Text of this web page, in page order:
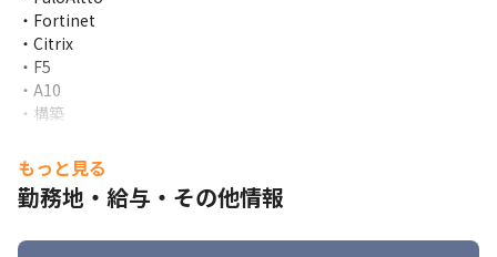
お客様先だけでなく、自社内でもスキルアップできるチャンスが
加速中！
・最先端技術に触れられる外部プロジェクト
・要件定義や設計から関われる自社内プロジェクト
キャリアの選択肢が今まで以上に広がります！
クラウドワークスグループにジョイン！
働きやすさも、成長の機会も、次のステージへ
・Fortinet
・Citrix
・F5
・A10
・構築
・基本（外部）設計
・要件定義
・プロジェクトリーダー
もっと見る
勤務地・給与・その他情報